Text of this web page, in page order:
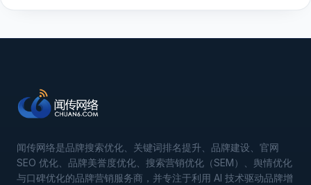
闻传网络是品牌搜索优化、关键词排名提升、品牌建设、官网
SEO 优化、品牌美誉度优化、搜索营销优化（SEM）、舆情优化
与口碑优化的品牌营销服务商，并专注于利用 AI 技术驱动品牌增